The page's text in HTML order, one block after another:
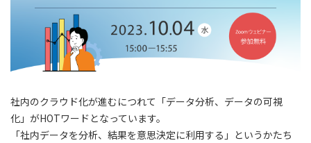
社内のクラウド化が進むにつれて「データ分析、データの可視
化」がHOTワードとなっています。
「社内データを分析、結果を意思決定に利用する」というかたち